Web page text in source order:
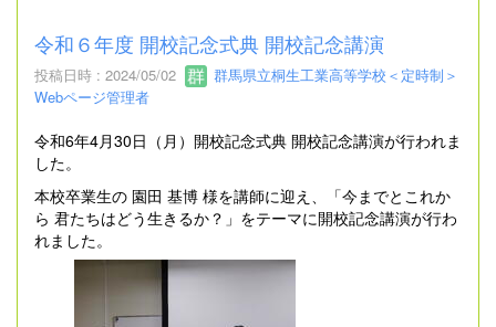
令和６年度 開校記念式典 開校記念講演
投稿日時 : 2024/05/02
群馬県立桐生工業高等学校＜定時制＞
Webページ管理者
令和6年4月30日（月）開校記念式典 開校記念講演が行われま
した。
本校卒業生の 園田 基博 様を講師に迎え、「今までとこれか
ら 君たちはどう生きるか？」をテーマに開校記念講演が行わ
れました。